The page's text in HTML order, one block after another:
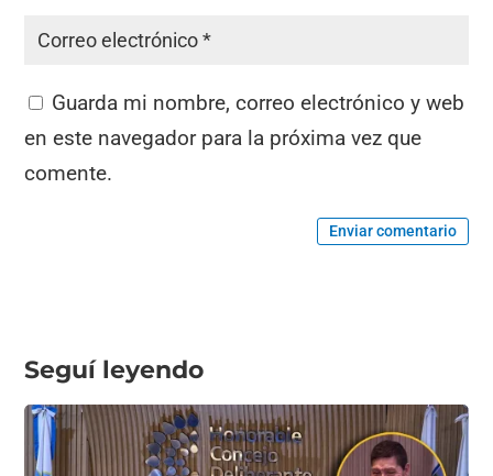
Guarda mi nombre, correo electrónico y web
en este navegador para la próxima vez que
comente.
Enviar comentario
Seguí leyendo